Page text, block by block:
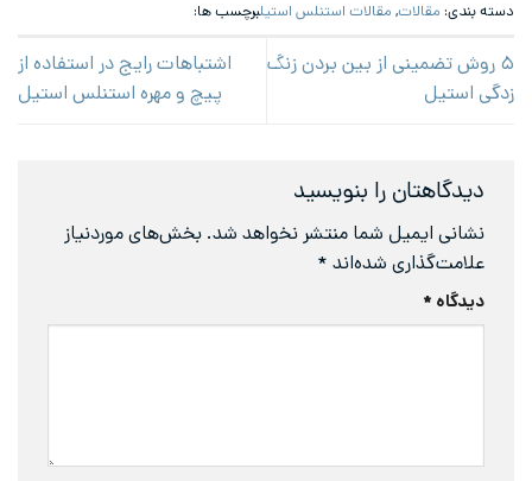
دسته بندی: مقالات, مقالات استنلس استیلبرچسب ها:
۵ روش تضمینی از بین بردن زنگ
زدگی استیل
اشتباهات رایج در استفاده از
پیچ و مهره استنلس استیل
دیدگاهتان را بنویسید
نشانی ایمیل شما منتشر نخواهد شد. بخش‌های موردنیاز
علامت‌گذاری شده‌اند *
دیدگاه *